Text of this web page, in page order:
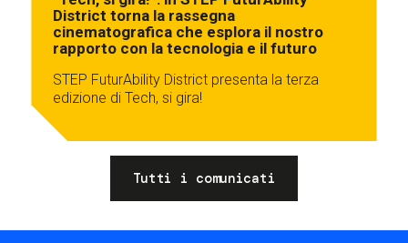
District torna la rassegna
cinematografica che esplora il nostro
rapporto con la tecnologia e il futuro
STEP FuturAbility District presenta la terza
edizione di Tech, si gira!
Tutti i comunicati